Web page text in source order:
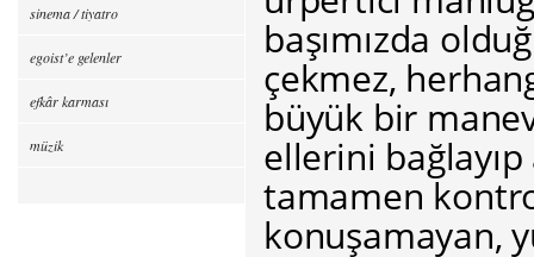
başımızda
çekmez,
büyük bir
ellerini bağlayıp
tamamen
konuşamayan,
sinema / tiyatro
egoist’e gelenler
efkâr karması
müzik